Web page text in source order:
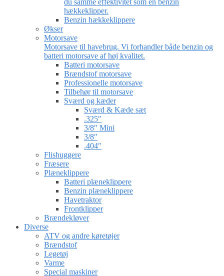
du samme effektivitet som en benzin
hækkeklipper.
Benzin hækkeklippere
Økser
Motorsave
Motorsave til havebrug. Vi forhandler både benzin og
batteri motorsave af høj kvalitet.
Batteri motorsave
Brændstof motorsave
Professionelle motorsave
Tilbehør til motorsave
Sværd og kæder
Sværd & Kæde sæt
.325″
3/8″ Mini
3/8″
.404″
Flishuggere
Fræsere
Plæneklippere
Batteri plæneklippere
Benzin plæneklippere
Havetraktor
Frontklipper
Brændekløver
Diverse
ATV og andre køretøjer
Brændstof
Legetøj
Varme
Special maskiner